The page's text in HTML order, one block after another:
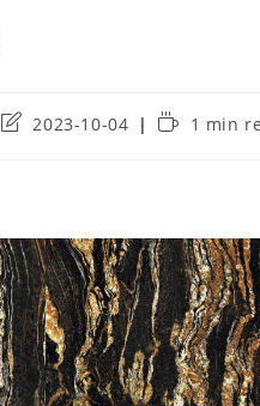
Post2023-10-04
Reading
1 min